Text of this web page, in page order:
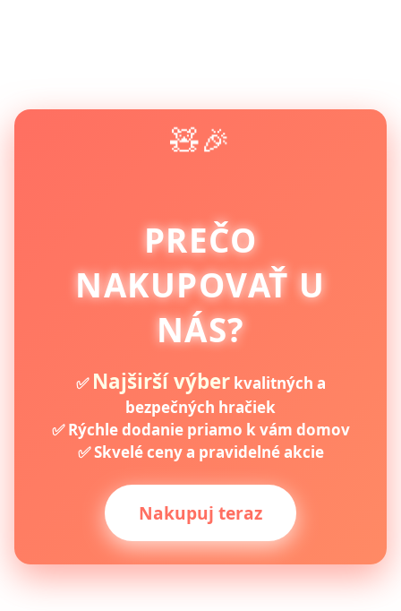
🧸🎉
PREČO
NAKUPOVAŤ U
NÁS?
✅ Najširší výberkvalitných a
bezpečných hračiek
✅ Rýchle dodanie priamo k vám domov
✅ Skvelé ceny a pravidelné akcie
Nakupuj teraz